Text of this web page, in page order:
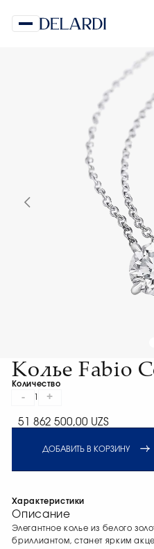
Колье Fabio
Количество
- +
51 862 500,00 UZS
ДОБАВИТЬ В КОРЗИНУ
Характеристики
Описание
Элегантное колье из белого
бриллиантом, станет ярким